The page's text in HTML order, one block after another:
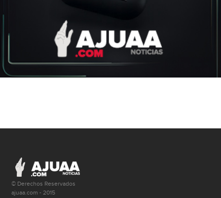
© Derechos Reservados
ajuaa.com - 2015